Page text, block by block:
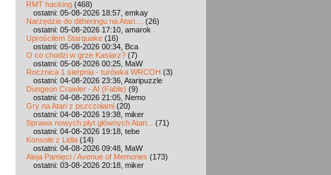
RMT hacking (468)
ostatni: 05-08-2026 18:57, emkay
Narzędzie do ditheringu na Atari ...
(26)
ostatni: 05-08-2026 17:10, amarok
Uprościłem Starquake (16)
ostatni: 05-08-2026 00:34, Bca
O co chodzi w grze Kasiarz? (7)
ostatni: 05-08-2026 00:25, MaW
Rocznica 1 sierpnia - turówka WRCOH (3)
ostatni: 04-08-2026 23:36, Ataripuzzle
Dungeon Crawler - AI (Fable) (9)
ostatni: 04-08-2026 21:05, Nemo
Gry na Atari z pszczołami (20)
ostatni: 04-08-2026 19:38, miker
Sprawa nowych płyt głównych Atari...
(71)
ostatni: 04-08-2026 19:18, tebe
Konsole z Lidla (14)
ostatni: 04-08-2026 09:48, MaW
Aleja Pamięci / Avenue of Memories (173)
ostatni: 03-08-2026 20:18, miker